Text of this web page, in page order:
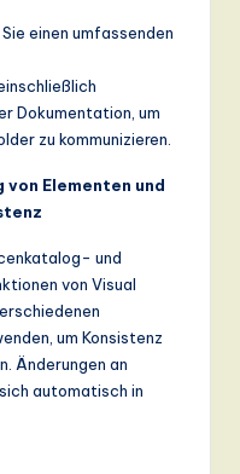
einen umfassenden
Dokumentation, um
zu kommunizieren.
Elementen und
und
von Visual
um Konsistenz
Änderungen an
automatisch in